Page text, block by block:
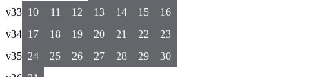
v33 10 11 12 13 14 15
16
v34 17 18 19 20 21 22
23
v35 24 25 26 27 28 29
30